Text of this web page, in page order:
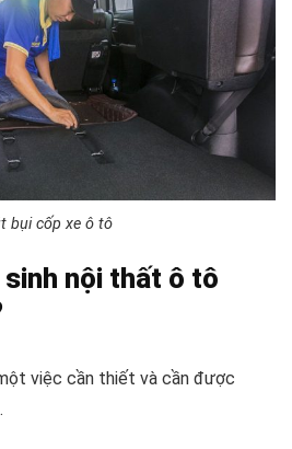
bụi cốp xe ô tô
sinh nội thất ô tô
việc cần thiết và cần được